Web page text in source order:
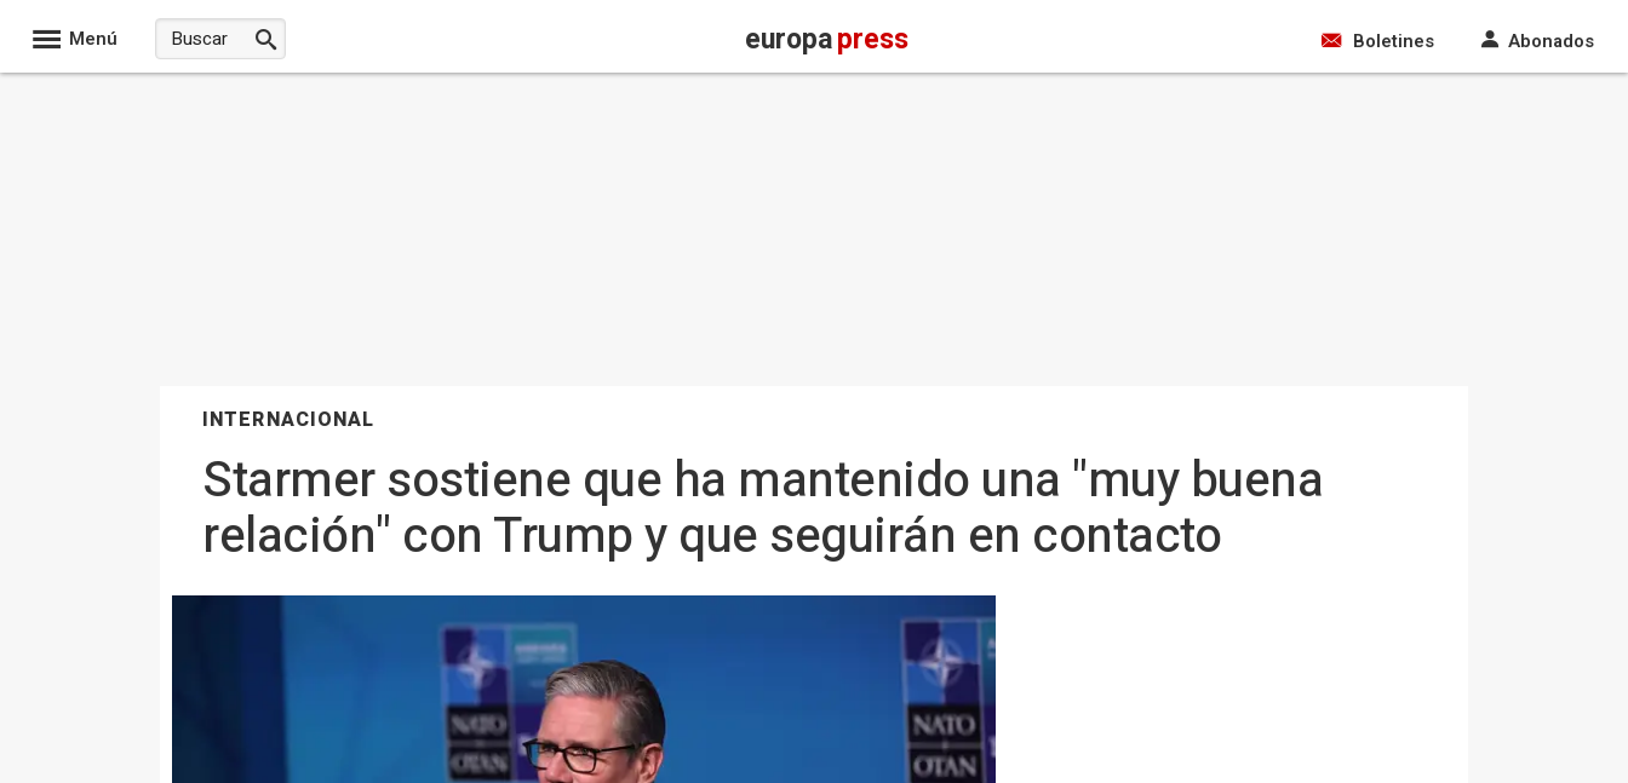
Menú europapress Boletines Abonados
INTERNACIONAL
Starmer sostiene que ha mantenido una "muy buena
relación" con Trump y que seguirán en contacto